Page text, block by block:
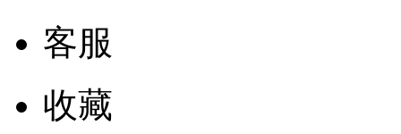
客服
收藏